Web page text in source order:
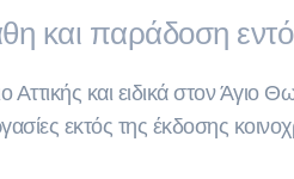
και παράδοση
και ειδικά στον Άγιο
εκτός της έκδοσης